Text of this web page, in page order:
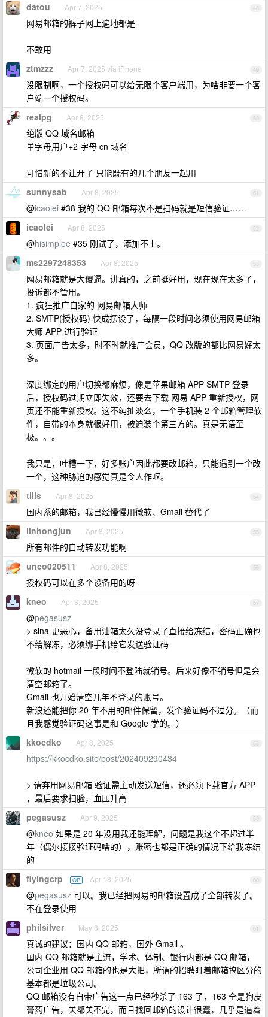
48
datou Apr 7, 2025
网易邮箱的裤子网上遍地都是
不敢用
49
ztmzzz Apr 7, 2025 via iPhone
没限制啊，一个授权码可以给无限个客户端用，为啥非要一个客
户端一个授权码。
50
realpg Apr 8, 2025
绝版 QQ 域名邮箱
单字母用户+2 字母 cn 域名
可惜新的不让开了 只能既有的几个朋友一起用
51
sunnysab Apr 8, 2025
@icaolei #38 我的 QQ 邮箱每次不是扫码就是短信验证……
52
icaolei Apr 8, 2025
@hisimplee #35 刚试了，添加不上。
53
ms2297248353 Apr 8, 2025
网易邮箱就是大傻逼。讲真的，之前挺好用，现在现在太多了，
投诉都不管用。
1. 疯狂推广自家的 网易邮箱大师
2. SMTP(授权码) 快成摆设了，每隔一段时间必须使用网易邮箱
大师 APP 进行验证
3. 页面广告太多，时不时就推广会员，QQ 改版的都比网易好太
多。
深度绑定的用户切换都麻烦，像是苹果邮箱 APP SMTP 登录
后，授权码过期立即失效，还要去下载 网易 APP 重新授权，网
页还不能重新授权。这不纯扯淡么，一个手机装 2 个邮箱管理软
件，自带的本身就很好用，被迫装个第三方的。真是无语至
极。。。
我只是，吐槽一下，好多账户因此都要改邮箱，只能遇到一个改
一个，这种胁迫的感觉真是令人作呕。
54
tiiis Apr 8, 2025
国内系的邮箱，我已经慢慢用微软、Gmail 替代了
55
linhongjun Apr 8, 2025
所有邮件的自动转发功能啊
56
unco020511 Apr 8, 2025
授权码可以在多个设备用的呀
57
kneo Apr 8, 2025
@pegasusz
> sina 更恶心，备用油箱太久没登录了直接给冻结，密码正确也
不给解冻，必须绑手机给它发送验证码
微软的 hotmail 一段时间不登陆就销号。后来好像不销号但是会
清空邮箱了。
Gmail 也开始清空几年不登录的账号。
新浪还能把你 20 年不用的邮件保留，发个验证码不过分。（而
且我感觉验证码这事是和 Google 学的。）
58
kkocdko Apr 8, 2025
https://kkocdko.site/post/202409290434
> 请弃用网易邮箱 验证需主动发送短信，还必须下载官方 APP
，最后要求扫脸，血压升高
59
pegasusz Apr 9, 2025
@kneo 如果是 20 年没用我还能理解，问题是我这个不超过半
年（偶尔接接验证码啥的），账密也都是正确的情况下给我冻结
的
60
flyingcrp OP Apr 18, 2025
@pegasusz 可以。我已经把网易的邮箱设置成了全部转发了。
不在登录使用
61
philsilver May 6, 2025
真诚的建议：国内 QQ 邮箱，国外 Gmail 。
国内 QQ 邮箱就是主流，学术、体制、银行内都是 QQ 邮箱，
公司企业用 QQ 邮箱的也是大把，所谓的招聘盯着邮箱搞区分的
基本都是垃圾公司。
QQ 邮箱没有自带广告这一点已经秒杀了 163 了，163 全是狗皮
膏药广告，关都关不完，而且找回邮箱的设计很蠢，几乎是逼着